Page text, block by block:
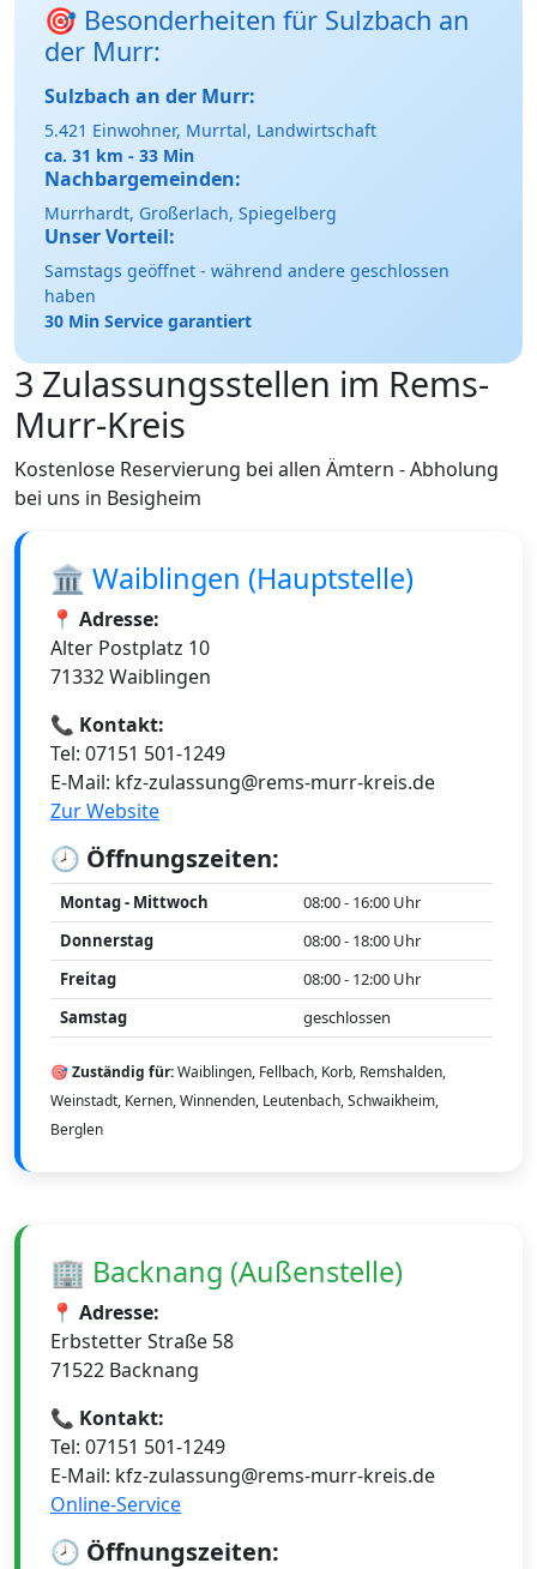
🎯 Besonderheiten für Sulzbach an
der Murr:
Sulzbach an der Murr:
5.421 Einwohner, Murrtal, Landwirtschaft
ca. 31 km - 33 Min
Nachbargemeinden:
Murrhardt, Großerlach, Spiegelberg
Unser Vorteil:
Samstags geöffnet - während andere geschlossen
haben
30 Min Service garantiert
3 Zulassungsstellen im Rems-
Murr-Kreis
Kostenlose Reservierung bei allen Ämtern - Abholung
bei uns in Besigheim
🏛️ Waiblingen (Hauptstelle)
📍 Adresse:
Alter Postplatz 10
71332 Waiblingen
📞 Kontakt:
Tel: 07151 501-1249
E-Mail: kfz-zulassung@rems-murr-kreis.de
Zur Website
🕗 Öffnungszeiten:
Montag - Mittwoch
08:00 - 16:00 Uhr
Donnerstag
08:00 - 18:00 Uhr
Freitag
08:00 - 12:00 Uhr
Samstag
geschlossen
🎯 Zuständig für:Waiblingen, Fellbach, Korb, Remshalden,
Weinstadt, Kernen, Winnenden, Leutenbach, Schwaikheim,
Berglen
🏢 Backnang (Außenstelle)
📍 Adresse:
Erbstetter Straße 58
71522 Backnang
📞 Kontakt:
Tel: 07151 501-1249
E-Mail: kfz-zulassung@rems-murr-kreis.de
Online-Service
🕗 Öffnungszeiten: